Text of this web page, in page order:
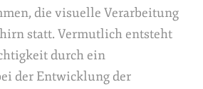
die visuelle Verarbeitung
statt. Vermutlich entsteht
durch ein
der Entwicklung der